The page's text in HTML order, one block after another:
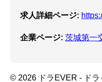
求人詳細ページ:
企業ページ: 茨城第一
© 2026 ドラEVER - ドラ